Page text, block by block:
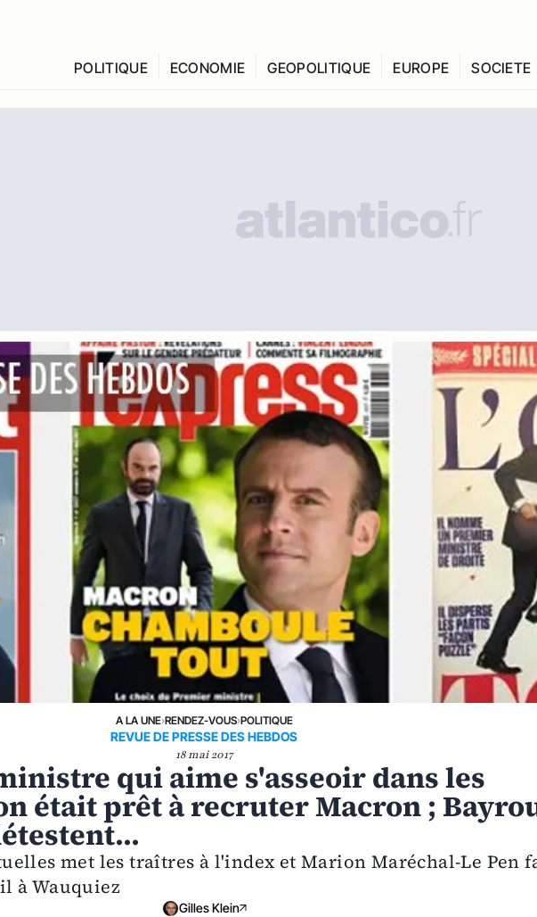
POLITIQUE ECONOMIE GEOPOLITIQUE EUROPE SOCIETE
A LA UNE›RENDEZ-VOUS›POLITIQUE
REVUE DE PRESSE DES HEBDOS
18 mai 2017
qui aime s'asseoir dans les
était prêt à recruter Macron ;
met les traîtres à l'index et Marion Maréchal-Le Pen
à Wauquiez
Gilles Klein